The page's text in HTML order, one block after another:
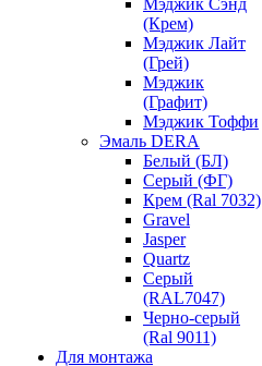
Мэджик Сэнд
(Крем)
Мэджик Лайт
(Грей)
Мэджик
(Графит)
Мэджик Тоффи
Эмаль DERA
Белый (БЛ)
Серый (ФГ)
Крем (Ral 7032)
Gravel
Jasper
Quartz
Серый
(RAL7047)
Черно-серый
(Ral 9011)
Для монтажа